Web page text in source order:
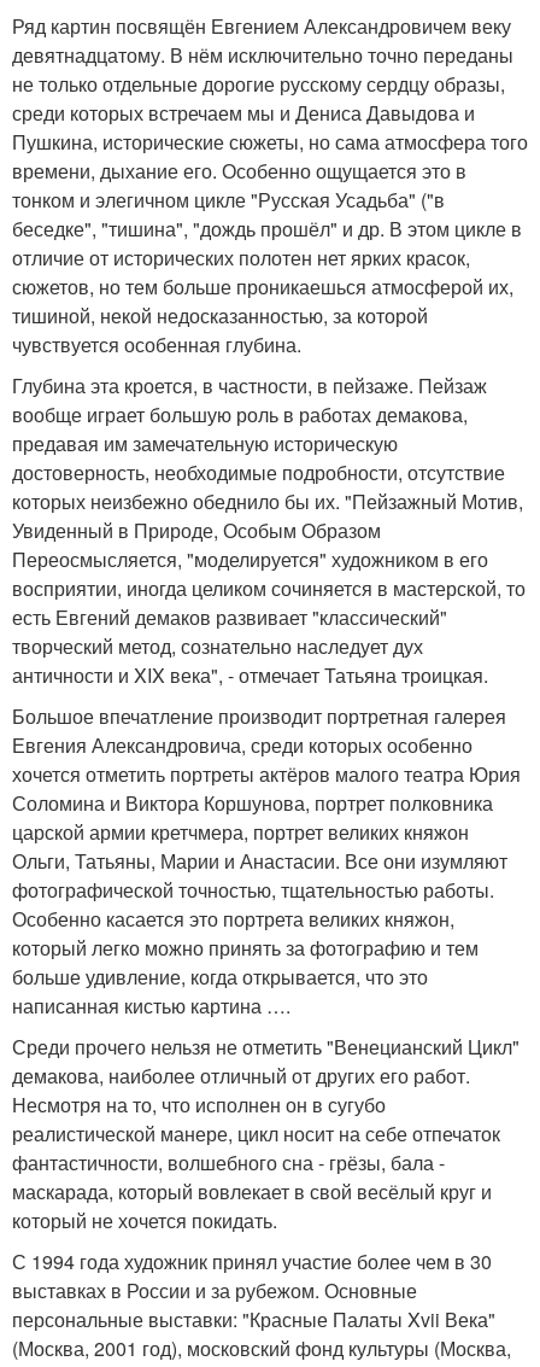
Ряд картин посвящён Евгением Александровичем веку
девятнадцатому. В нём исключительно точно переданы
не только отдельные дорогие русскому сердцу образы,
среди которых встречаем мы и Дениса Давыдова и
Пушкина, исторические сюжеты, но сама атмосфера того
времени, дыхание его. Особенно ощущается это в
тонком и элегичном цикле "Русская Усадьба" ("в
беседке", "тишина", "дождь прошёл" и др. В этом цикле в
отличие от исторических полотен нет ярких красок,
сюжетов, но тем больше проникаешься атмосферой их,
тишиной, некой недосказанностью, за которой
чувствуется особенная глубина.
Глубина эта кроется, в частности, в пейзаже. Пейзаж
вообще играет большую роль в работах демакова,
предавая им замечательную историческую
достоверность, необходимые подробности, отсутствие
которых неизбежно обеднило бы их. "Пейзажный Мотив,
Увиденный в Природе, Особым Образом
Переосмысляется, "моделируется" художником в его
восприятии, иногда целиком сочиняется в мастерской, то
есть Евгений демаков развивает "классический"
творческий метод, сознательно наследует дух
античности и XIX века", - отмечает Татьяна троицкая.
Большое впечатление производит портретная галерея
Евгения Александровича, среди которых особенно
хочется отметить портреты актёров малого театра Юрия
Соломина и Виктора Коршунова, портрет полковника
царской армии кретчмера, портрет великих княжон
Ольги, Татьяны, Марии и Анастасии. Все они изумляют
фотографической точностью, тщательностью работы.
Особенно касается это портрета великих княжон,
который легко можно принять за фотографию и тем
больше удивление, когда открывается, что это
написанная кистью картина ….
Среди прочего нельзя не отметить "Венецианский Цикл"
демакова, наиболее отличный от других его работ.
Несмотря на то, что исполнен он в сугубо
реалистической манере, цикл носит на себе отпечаток
фантастичности, волшебного сна - грёзы, бала -
маскарада, который вовлекает в свой весёлый круг и
который не хочется покидать.
С 1994 года художник принял участие более чем в 30
выставках в России и за рубежом. Основные
персональные выставки: "Красные Палаты Xvii Века"
(Москва, 2001 год), московский фонд культуры (Москва,